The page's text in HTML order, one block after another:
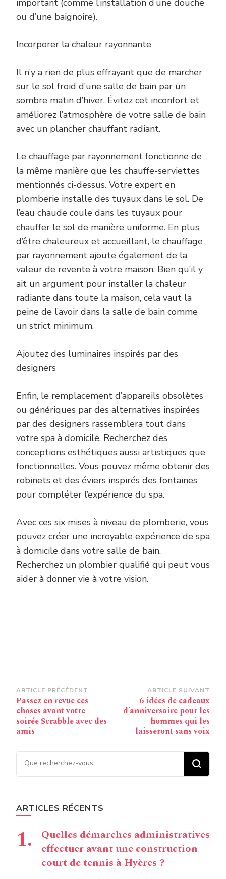
important (comme l’installation d’une douche
ou d’une baignoire).
Incorporer la chaleur rayonnante
Il n’y a rien de plus effrayant que de marcher
sur le sol froid d’une salle de bain par un
sombre matin d’hiver. Évitez cet inconfort et
améliorez l’atmosphère de votre salle de bain
avec un plancher chauffant radiant.
Le chauffage par rayonnement fonctionne de
la même manière que les chauffe-serviettes
mentionnés ci-dessus. Votre expert en
plomberie installe des tuyaux dans le sol. De
l’eau chaude coule dans les tuyaux pour
chauffer le sol de manière uniforme. En plus
d’être chaleureux et accueillant, le chauffage
par rayonnement ajoute également de la
valeur de revente à votre maison. Bien qu’il y
ait un argument pour installer la chaleur
radiante dans toute la maison, cela vaut la
peine de l’avoir dans la salle de bain comme
un strict minimum.
Ajoutez des luminaires inspirés par des
designers
Enfin, le remplacement d’appareils obsolètes
ou génériques par des alternatives inspirées
par des designers rassemblera tout dans
votre spa à domicile. Recherchez des
conceptions esthétiques aussi artistiques que
fonctionnelles. Vous pouvez même obtenir des
robinets et des éviers inspirés des fontaines
pour compléter l’expérience du spa.
Avec ces six mises à niveau de plomberie, vous
pouvez créer une incroyable expérience de spa
à domicile dans votre salle de bain.
Recherchez un plombier qualifié qui peut vous
aider à donner vie à votre vision.
Navigation
d’article
ARTICLE PRÉCÉDENT
Passez en revue ces
choses avant votre
soirée Scrabble avec des
amis
ARTICLE SUIVANT
6 idées de cadeaux
d’anniversaire pour les
hommes qui les
laisseront sans voix
Vous recherchiez quelque
chose ?
ARTICLES RÉCENTS
Quelles démarches administratives
effectuer avant une construction
court de tennis à Hyères ?